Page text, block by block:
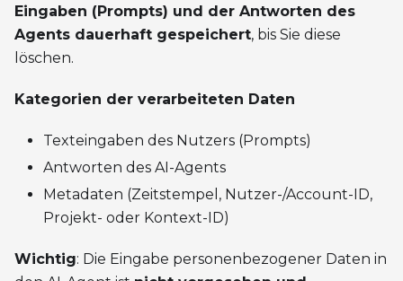
Eingaben (Prompts) und der Antworten des
Agents dauerhaft gespeichert, bis Sie diese
löschen.
Kategorien der verarbeiteten Daten
Texteingaben des Nutzers (Prompts)
Antworten des AI-Agents
Metadaten (Zeitstempel, Nutzer-/Account-ID,
Projekt- oder Kontext-ID)
Wichtig: Die Eingabe personenbezogener Daten in